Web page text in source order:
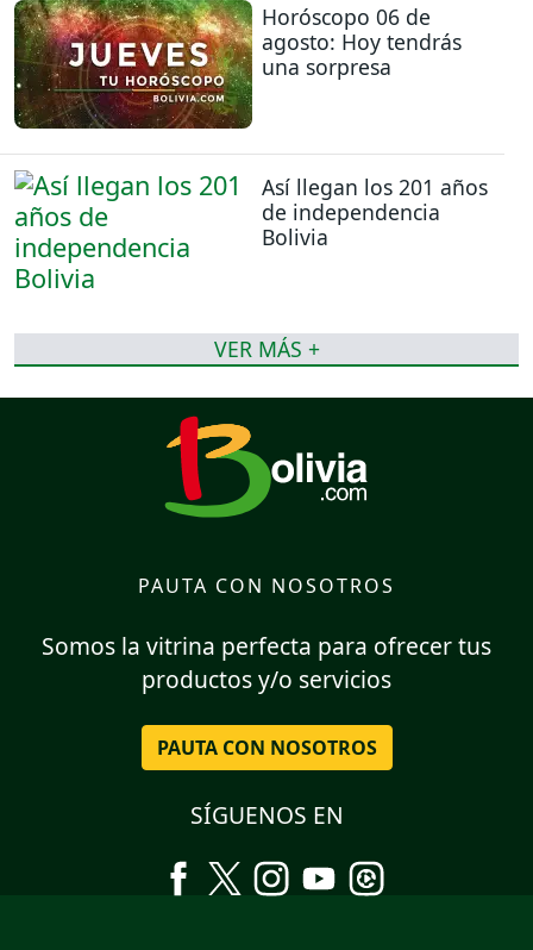
Horóscopo 06 de
agosto: Hoy tendrás
una sorpresa
Así llegan los 201 años
de independencia
Bolivia
VER MÁS +
PAUTA CON NOSOTROS
Somos la vitrina perfecta para ofrecer tus
productos y/o servicios
PAUTA CON NOSOTROS
SÍGUENOS EN